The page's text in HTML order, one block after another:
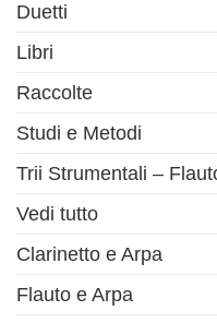
Duetti
Libri
Raccolte
Studi e Metodi
Trii Strumentali –
Vedi tutto
Clarinetto e Arpa
Flauto e Arpa